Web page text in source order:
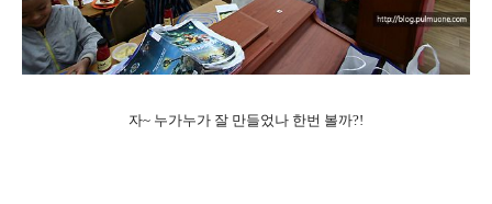
자~ 누가누가 잘 만들었나 한번 볼까?!